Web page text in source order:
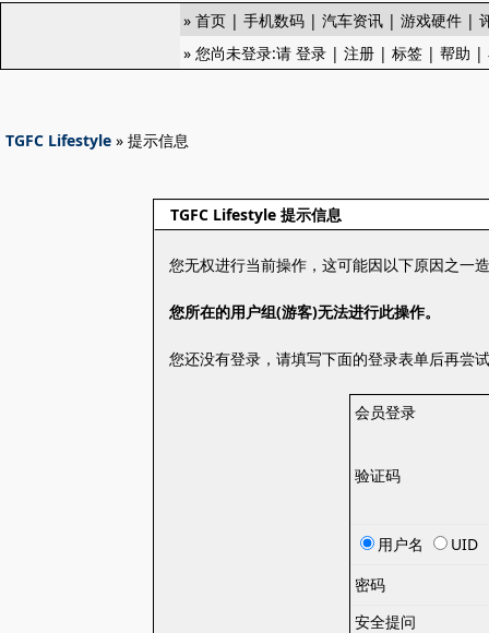
» 首页 | 手机数码 | 汽车资讯 | 游戏硬件 |
» 您尚未登录:请 登录 | 注册 | 标签 | 帮助 |
TGFC Lifestyle » 提示信息
TGFC Lifestyle 提示信息
您无权进行当前操作，这可能因以下原因之一
您所在的用户组(游客)无法进行此操作。
您还没有登录，请填写下面的登录表单后再尝
会员登录
验证码
用户名
UID
密码
安全提问